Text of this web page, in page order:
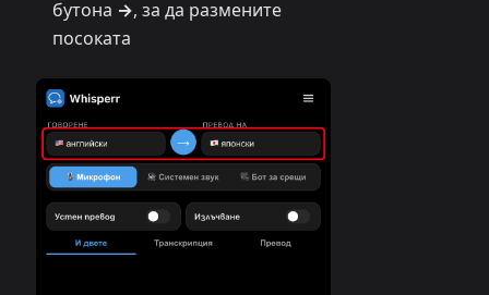
бутона →, за да размените
посоката